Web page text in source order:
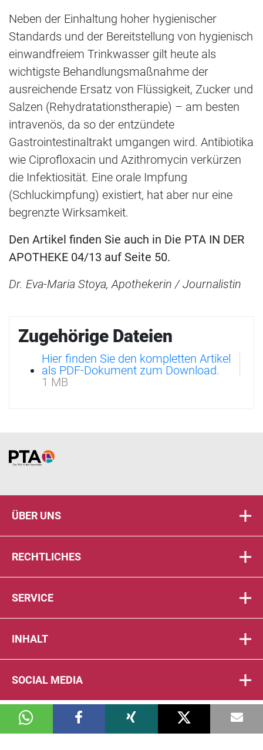
Neben der Einhaltung hoher hygienischer
Standards und der Bereitstellung von hygienisch
einwandfreiem Trinkwasser gilt heute als
wichtigste Behandlungsmaßnahme der
ausreichende Ersatz von Flüssigkeit, Zucker und
Salzen (Rehydratationstherapie) – am besten
intravenös, da so der entzündete
Gastrointestinaltrakt umgangen wird. Antibiotika
wie Ciprofloxacin und Azithromycin verkürzen
die Infektiosität. Eine orale Impfung
(Schluckimpfung) existiert, hat aber nur eine
begrenzte Wirksamkeit.
Den Artikel finden Sie auch in Die PTA IN DER
APOTHEKE 04/13 auf Seite 50.
Dr. Eva-Maria Stoya, Apothekerin / Journalistin
Zugehörige Dateien
Hier finden Sie den kompletten Artikel
als PDF-Dokument zum Download.
1 MB
Home
ÜBER UNS
RECHTLICHES
SERVICE
INHALT
SOCIAL MEDIA
© 2026 DIE PTA IN DER APOTHEKE